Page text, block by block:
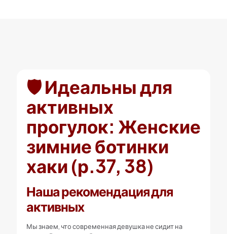
🛡️ Идеальны для
активных
прогулок: Женские
зимние ботинки
хаки (р.37, 38)
Наша рекомендация для
активных
Мы знаем, что современная девушка не сидит на